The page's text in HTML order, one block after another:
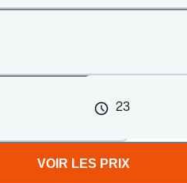
23
VOIR LES PRIX